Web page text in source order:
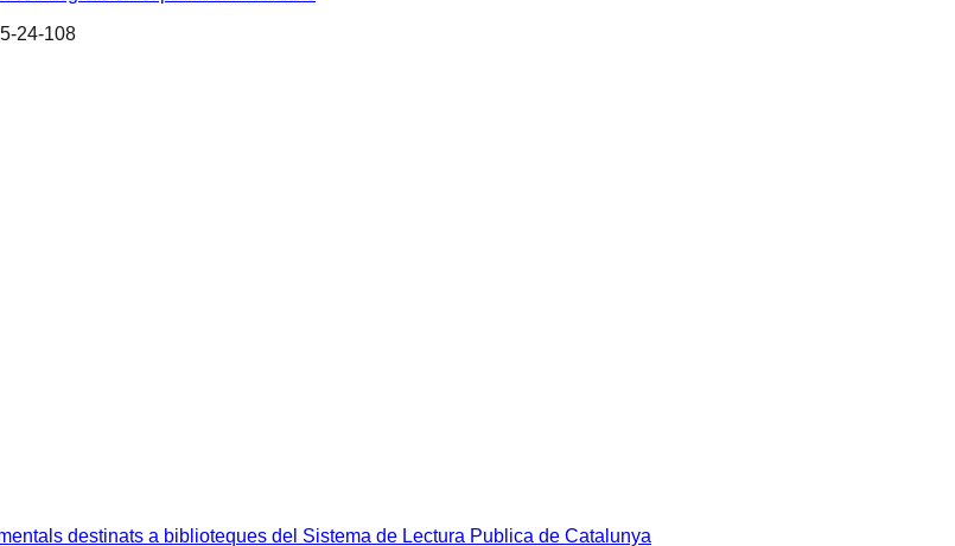
24-108
destinats a biblioteques del Sistema de Lectura Publica de Catalunya